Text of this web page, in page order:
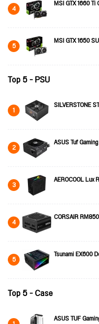
4 MSI GTX 1660 Ti
5 MSI GTX 1650
Top 5 - PSU
1 SILVERSTONE
2 ASUS Tuf
3 AEROCOOL Lux
4 CORSAIR
5 Tsunami EX600
Top 5 - Case
ASUS TUF